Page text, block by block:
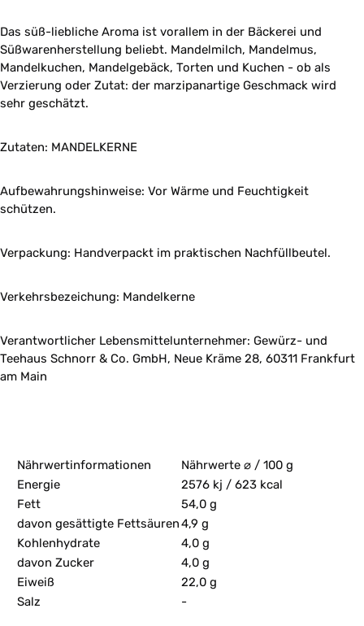
Das süß-liebliche Aroma ist vorallem in der Bäckerei und
Süßwarenherstellung beliebt. Mandelmilch, Mandelmus,
Mandelkuchen, Mandelgebäck, Torten und Kuchen - ob als
Verzierung oder Zutat: der marzipanartige Geschmack wird
sehr geschätzt.
Zutaten: MANDELKERNE
Aufbewahrungshinweise: Vor Wärme und Feuchtigkeit
schützen.
Verpackung: Handverpackt im praktischen Nachfüllbeutel.
Verkehrsbezeichung: Mandelkerne
Verantwortlicher Lebensmittelunternehmer: Gewürz- und
Teehaus Schnorr & Co. GmbH, Neue Kräme 28, 60311 Frankfurt
am Main
Nährwertinformationen
Nährwerte ⌀ / 100 g
Energie
2576 kj / 623 kcal
Fett
54,0 g
davon gesättigte Fettsäuren4,9 g
Kohlenhydrate
4,0 g
davon Zucker
4,0 g
Eiweiß
22,0 g
Salz
-